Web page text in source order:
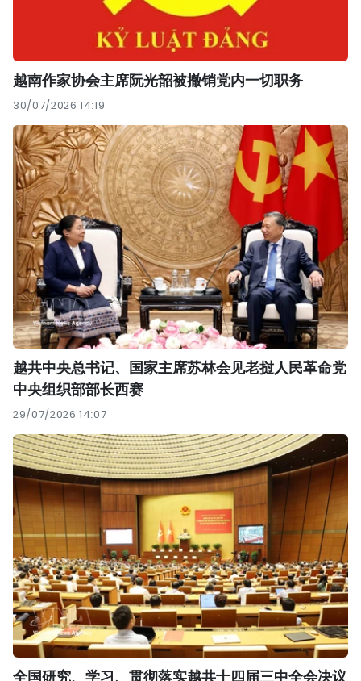
越南作家协会主席阮光韶被撤销党内一切职务
30/07/2026 14:19
越共中央总书记、国家主席苏林会见老挝人民革命党
中央组织部部长西赛
29/07/2026 14:07
全国研究、学习、贯彻落实越共十四届三中全会决议